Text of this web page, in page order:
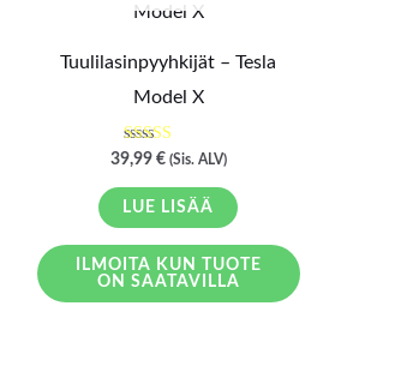
Tuulilasinpyyhkijät – Tesla
Model X
Arvostelu
tuotteesta:
5.00
/ 5
39,99 € (Sis. ALV)
LUE LISÄÄ
ILMOITA KUN TUOTE
ON SAATAVILLA